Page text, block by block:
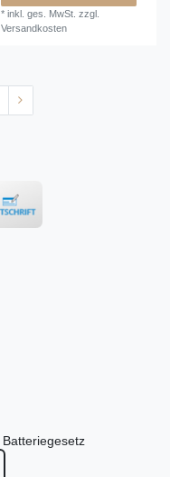
*inkl. ges. MwSt. zzgl.
Versandkosten
Batteriegesetz